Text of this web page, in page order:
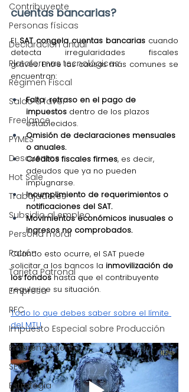
Contribuyente
Personas físicas
Declaración anual
Plataformas tecnológicas
Régimen Fiscal
Saldo a favor
Freelance
PYMES
Descuentos
Hot Sale
Trabajadores
Subsidio al empleo
Persona moral
Patrón
Tarjeta Patronal
Empresa
RFC
Impuesto Especial sobre Producción
Emprendimiento
SEO
Estrategia
cuentas bancarias?
El SAT congela cuentas bancarias cuando
detecta irregularidades fiscales
graves. Entre las causas más comunes se
encuentran:
Falta  retraso en el pago de
impuestos dentro de los plazos
establecidos.
Omisión de declaraciones mensuales
o anuales.
Créditos fiscales firmes, es decir,
adeudos que ya no pueden
impugnarse.
Incumplimiento de requerimientos o
notificaciones del SAT.
Movimientos económicos inusuales o
ingresos no comprobados.
Cuando esto ocurre, el SAT puede
solicitar a los bancos la inmovilización de
los fondos hasta que el contribuyente
regularice su situación.
Todo lo que debes saber sobre el límite
del MTU